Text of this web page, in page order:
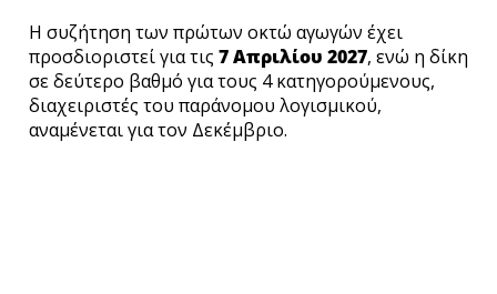
Η συζήτηση των πρώτων οκτώ αγωγών έχει
προσδιοριστεί για τις 7 Απριλίου 2027, ενώ η δίκη
σε δεύτερο βαθμό για τους 4 κατηγορούμενους,
διαχειριστές του παράνομου λογισμικού,
αναμένεται για τον Δεκέμβριο.